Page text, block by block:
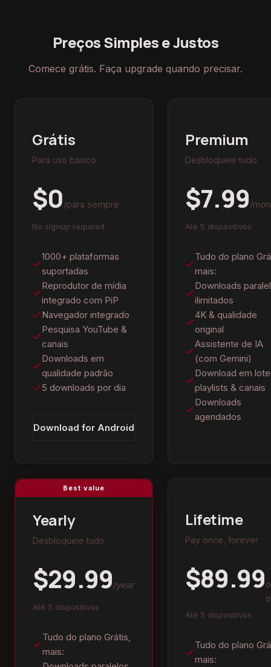
Preços Simples e Justos
Comece grátis. Faça upgrade quando precisar.
Grátis
Para uso básico
$0/para sempre
No signup required
1000+ plataformas
suportadas
Reprodutor de mídia
integrado com PiP
Navegador integrado
Pesquisa YouTube &
canais
Downloads em
qualidade padrão
5 downloads por dia
Download for Android
Premium
Desbloqueie tudo
$7.99/
Até 5 dispositivos
Tudo do plano
mais:
Downloads
ilimitados
4K & qualidade
original
Assistente de IA
(com Gemini)
Download em
playlists & canais
Downloads
agendados
Best value
Yearly
Desbloqueie tudo
$29.99/year
Até 5 dispositivos
Tudo do plano Grátis,
mais:
Lifetime
Pay once, forever
$89.99
Até 5 dispositivos
Tudo do plano
mais: